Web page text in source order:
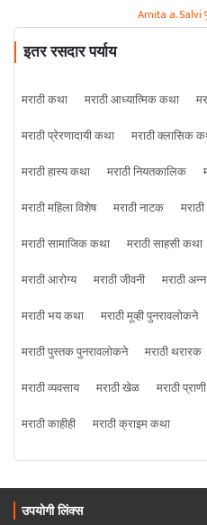
Amita a. Salvi
इतर रसदार पर्याय
मराठी कथा मराठी आध्यात्मिक कथा
मराठी प्रेरणादायी कथा
मराठी क्लासिक
मराठी हास्य कथा
मराठी नियतकालिक
मराठी महिला विशेष
मराठी नाटक
मराठी सामाजिक कथा
मराठी साहसी कथा
मराठी आरोग्य
मराठी जीवनी मराठी
मराठी भय कथा
मराठी मूव्ही पुनरावलोकने
मराठी पुस्तक पुनरावलोकने
मराठी थरारक
मराठी व्यवसाय
मराठी खेळ मराठी प्राणी
मराठी काहीही
मराठी क्राइम कथा
उपयोगी लिंक्स